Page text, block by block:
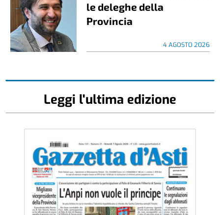
le deleghe della
Provincia
4 AGOSTO 2026
Leggi l'ultima edizione